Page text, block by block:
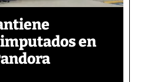
en